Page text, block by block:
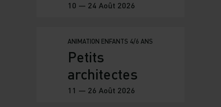
10 — 24 Août 2026